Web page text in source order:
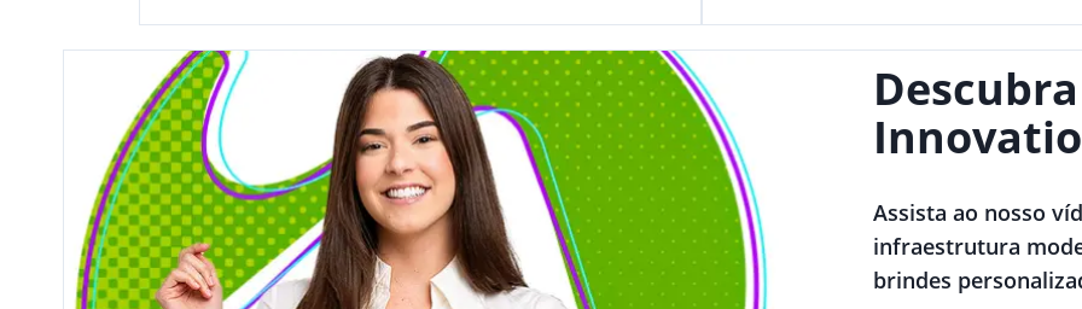
Assista ao nosso
infraestrutura
brindes